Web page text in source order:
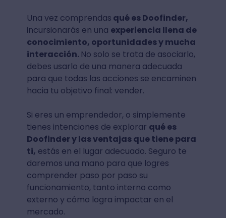
Una vez comprendas qué es Doofinder,
incursionarás en una experiencia llena de
conocimiento, oportunidades y mucha
interacción. No solo se trata de asociarlo,
debes usarlo de una manera adecuada
para que todas las acciones se encaminen
hacia tu objetivo final: vender.
Si eres un emprendedor, o simplemente
tienes intenciones de explorar qué es
Doofinder y las ventajas que tiene para
ti, estás en el lugar adecuado. Seguro te
daremos una mano para que logres
comprender paso por paso su
funcionamiento, tanto interno como
externo y cómo logra impactar en el
mercado.